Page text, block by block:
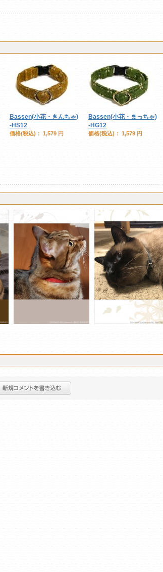
Bassen(小花・きんちゃ)
-HS12
価格(税込)： 1,579 円
Bassen(小花・まっちゃ)
-HG12
価格(税込)： 1,579 円